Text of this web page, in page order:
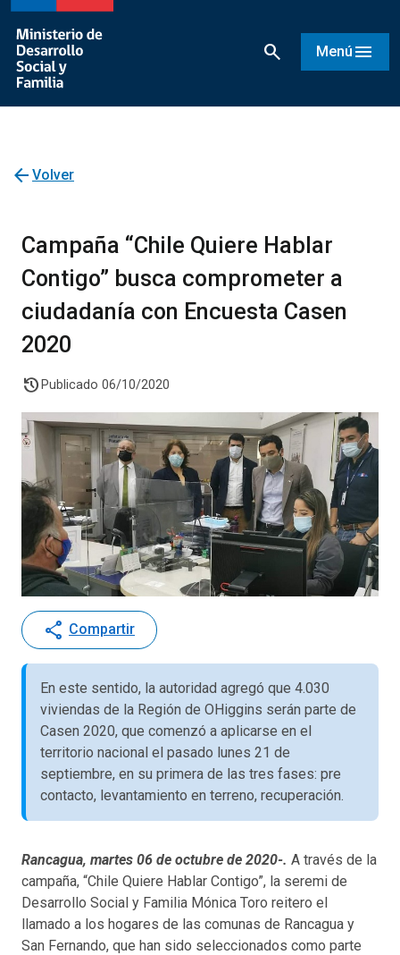
search Menú menu
arrow_back Volver
Campaña “Chile Quiere Hablar
Contigo” busca comprometer a
ciudadanía con Encuesta Casen
2020
history Publicado 06/10/2020
share Compartir
En este sentido, la autoridad agregó que 4.030
viviendas de la Región de OHiggins serán parte de
Casen 2020, que comenzó a aplicarse en el
territorio nacional el pasado lunes 21 de
septiembre, en su primera de las tres fases: pre
contacto, levantamiento en terreno, recuperación.
Rancagua, martes 06 de octubre de 2020-. A través de la
campaña, “Chile Quiere Hablar Contigo”, la seremi de
Desarrollo Social y Familia Mónica Toro reitero el
llamado a los hogares de las comunas de Rancagua y
San Fernando, que han sido seleccionados como parte